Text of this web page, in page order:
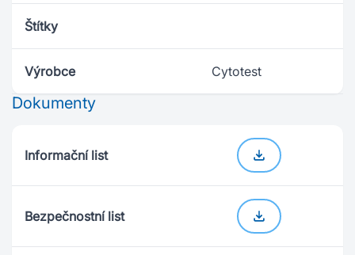
Štítky
Výrobce Cytotest
Dokumenty
Informační list
Bezpečnostní list